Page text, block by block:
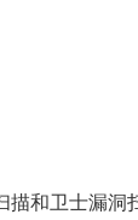
和卫士漏洞